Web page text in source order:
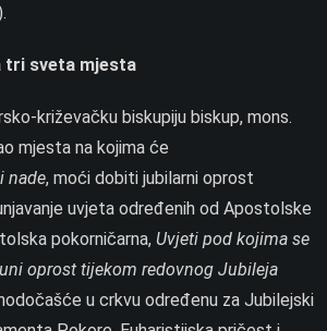
tri sveta mjesta
križevačku biskupiju biskup, mons.
mjesta na kojima će
nade, moći dobiti jubilarni oprost
uvjeta određenih od Apostolske
pokorničarna, Uvjeti pod kojima se
oprost tijekom redovnog Jubileja
hodočašće u crkvu određenu za Jubilejski